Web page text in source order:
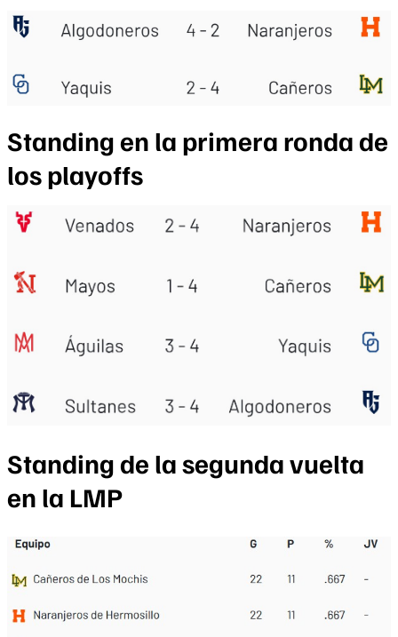
Standing en la primera ronda de
los playoffs
Standing de la segunda vuelta
en la LMP